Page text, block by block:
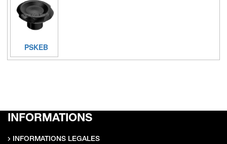
PSKEB
INFORMATIONS
INFORMATIONS LEGALES